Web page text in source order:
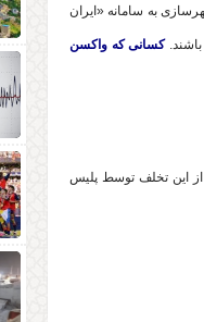
به سامانه «ایران
کسانی که واکسن
از این تخلف توسط پلیس